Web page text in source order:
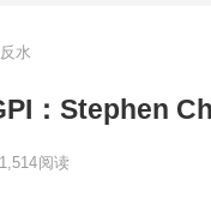
水
：Stephen
1,514阅读